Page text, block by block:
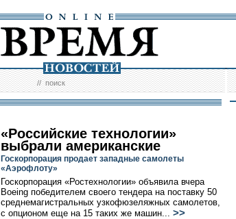
//поиск
«Российские технологии»
выбрали американские
Госкорпорация продает западные самолеты
«Аэрофлоту»
Госкорпорация «Ростехнологии» объявила вчера
Boeing победителем своего тендера на поставку 50
среднемагистральных узкофюзеляжных самолетов,
с опционом еще на 15 таких же машин... >>